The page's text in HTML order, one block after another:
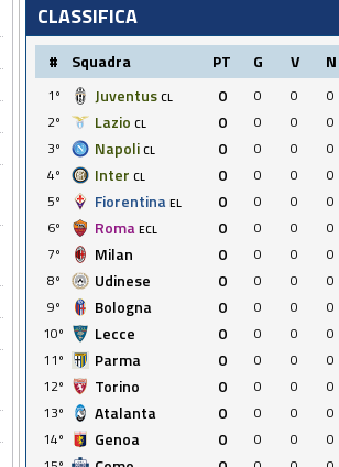
CLASSIFICA
# Squadra PT G V N
1º Juventus CL 0 0 0 0
2º
Lazio CL 0 0 0 0
3º
Napoli CL 0 0 0 0
4º
Inter CL 0 0 0 0
5º
Fiorentina EL 0 0 0 0
6º
Roma ECL 0 0 0 0
7º
Milan 0 0 0 0
8º
Udinese 0 0 0 0
9º
Bologna 0 0 0 0
10º
Lecce 0 0 0 0
11º
Parma 0 0 0 0
12º
Torino 0 0 0 0
13º
Atalanta 0 0 0 0
14º
Genoa 0 0 0 0